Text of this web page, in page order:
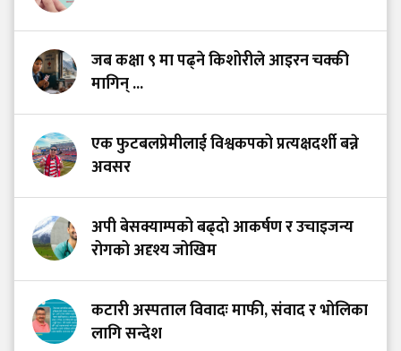
जब कक्षा ९ मा पढ्ने किशोरीले आइरन चक्की
मागिन् ...
एक फुटबलप्रेमीलाई विश्वकपको प्रत्यक्षदर्शी बन्ने
अवसर
अपी बेसक्याम्पको बढ्दो आकर्षण र उचाइजन्य
रोगको अदृश्य जोखिम
कटारी अस्पताल विवादः माफी, संवाद र भोलिका
लागि सन्देश